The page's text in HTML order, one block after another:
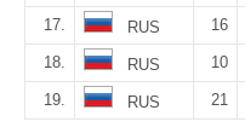
17. RUS 16
18. RUS 10
19. RUS 21